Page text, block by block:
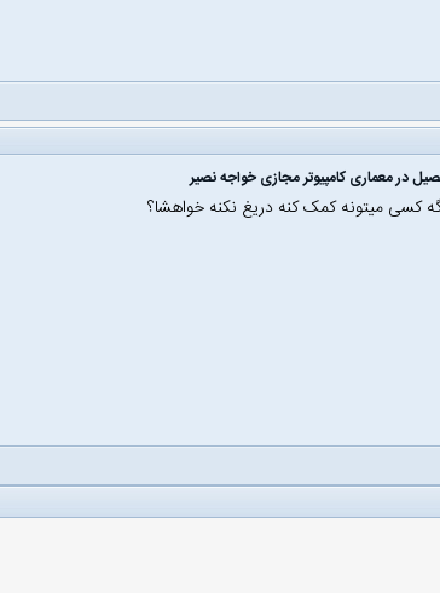
در معماری کامپیوتر مجازی خواجه نصیر
کسی میتونه کمک کنه دریغ نکنه خواهشا؟